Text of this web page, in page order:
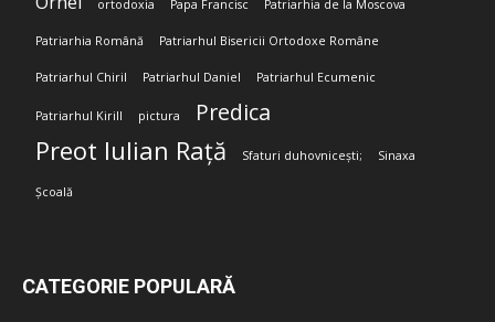
ortodoxia Papa Francisc Patriarhia de la Moscova
Patriarhia Română Patriarhul Bisericii Ortodoxe Române
Patriarhul Chiril Patriarhul Daniel Patriarhul Ecumenic
Patriarhul Kirill pictura Predica
Preot Iulian Rață Sfaturi duhovnicești; Sinaxa
Școală
CATEGORIE POPULARĂ